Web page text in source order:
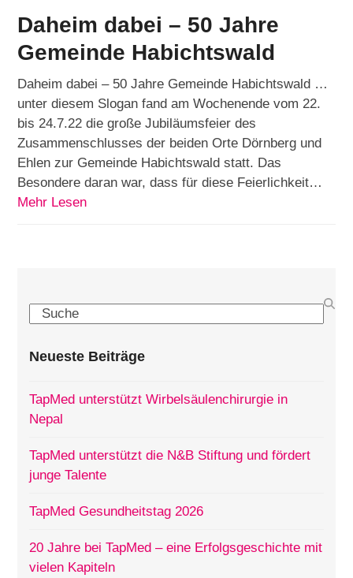
Daheim dabei – 50 Jahre
Gemeinde Habichtswald
Daheim dabei – 50 Jahre Gemeinde Habichtswald …
unter diesem Slogan fand am Wochenende vom 22.
bis 24.7.22 die große Jubiläumsfeier des
Zusammenschlusses der beiden Orte Dörnberg und
Ehlen zur Gemeinde Habichtswald statt. Das
Besondere daran war, dass für diese Feierlichkeit…
Mehr Lesen
Search
Neueste Beiträge
TapMed unterstützt Wirbelsäulenchirurgie in
Nepal
TapMed unterstützt die N&B Stiftung und fördert
junge Talente
TapMed Gesundheitstag 2026
20 Jahre bei TapMed – eine Erfolgsgeschichte mit
vielen Kapiteln